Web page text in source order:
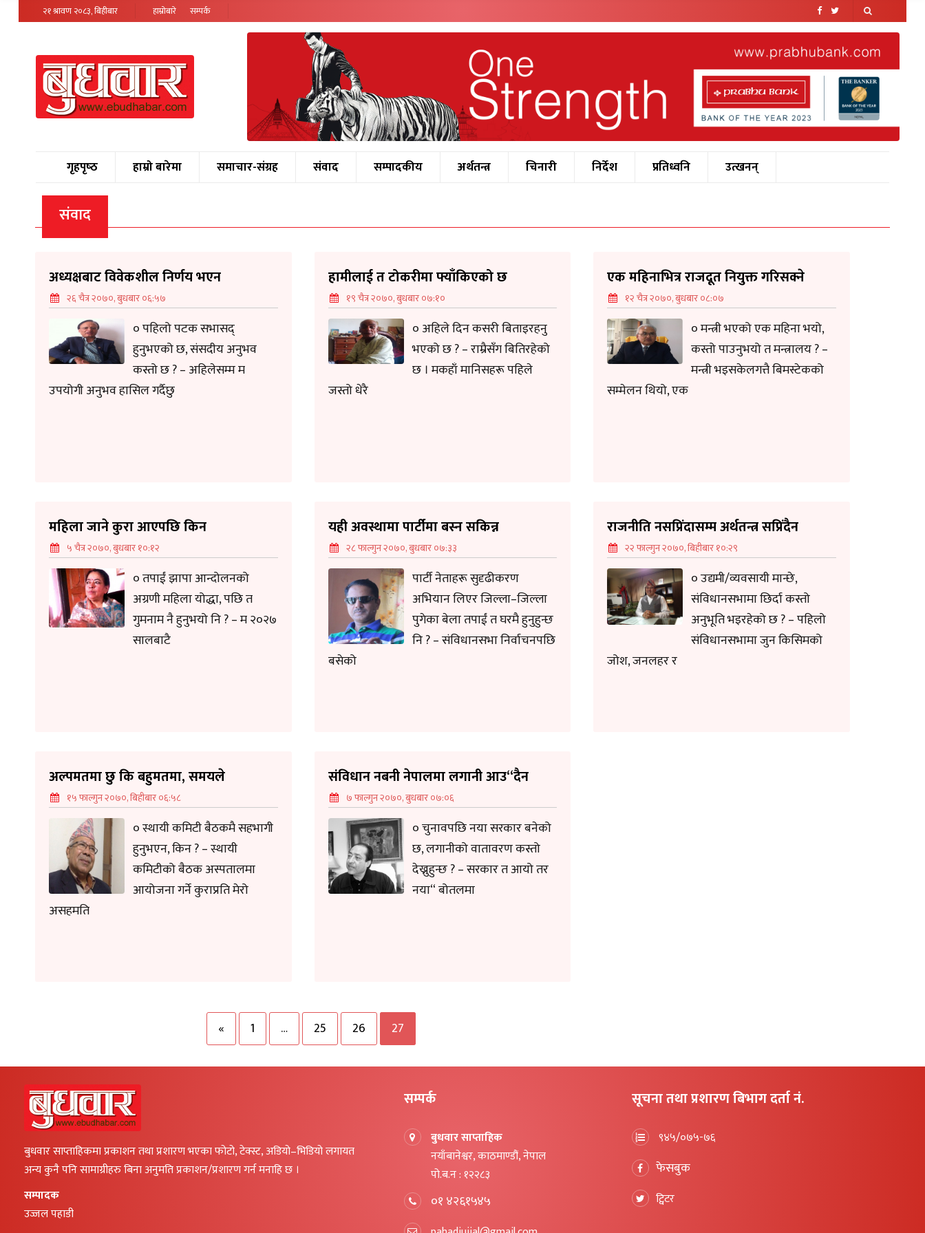
२१ श्रावण २०८३, बिहीबार हाम्रोबारे सम्पर्क
गृहपृष्‍ठ हाम्रो बारेमा समाचार-संग्रह संवाद सम्पादकीय अर्थतन्त्र चिनारी निर्देश प्रतिध्वनि उत्खनन्
संवाद
अध्यक्षबाट विवेकशील निर्णय भएन
२६ चैत्र २०७०, बुधबार ०६:५७
० पहिलो पटक सभासद्
हुनुभएको छ, संसदीय अनुभव
कस्तो छ ? – अहिलेसम्म म
उपयोगी अनुभव हासिल गर्दैछु
हामीलाई त टोकरीमा फ्याँकिएको छ
१९ चैत्र २०७०, बुधबार ०७:१०
० अहिले दिन कसरी बिताइरहनु
भएको छ ? – राम्रैसँग बितिरहेको
छ । मकहाँ मानिसहरू पहिले
जस्तो धेरै
एक महिनाभित्र राजदूत नियुक्त गरिसक्ने
१२ चैत्र २०७०, बुधबार ०८:०७
० मन्त्री भएको एक महिना भयो,
कस्तो पाउनुभयो त मन्त्रालय ? –
मन्त्री भइसकेलगत्तै बिमस्टेकको
सम्मेलन थियो, एक
महिला जाने कुरा आएपछि किन
५ चैत्र २०७०, बुधबार १०:१२
० तपाईं झापा आन्दोलनको
अग्रणी महिला योद्धा, पछि त
गुमनाम नै हुनुभयो नि ? – म २०२७
सालबाटै
यही अवस्थामा पार्टीमा बस्न सकिन्न
२८ फाल्गुन २०७०, बुधबार ०७:३३
पार्टी नेताहरू सुदृढीकरण
अभियान लिएर जिल्ला–जिल्ला
पुगेका बेला तपाईं त घरमै हुनुहुन्छ
नि ? – संविधानसभा निर्वाचनपछि
बसेको
राजनीति नसप्रिंदासम्म अर्थतन्त्र सप्रिंदैन
२२ फाल्गुन २०७०, बिहीबार १०:२९
० उद्यमी/व्यवसायी मान्छे,
संविधानसभामा छिर्दा कस्तो
अनुभूति भइरहेको छ ? – पहिलो
संविधानसभामा जुन किसिमको
जोश, जनलहर र
अल्पमतमा छु कि बहुमतमा, समयले
१५ फाल्गुन २०७०, बिहीबार ०६:५८
० स्थायी कमिटी बैठकमै सहभागी
हुनुभएन, किन ? – स्थायी
कमिटीको बैठक अस्पतालमा
आयोजना गर्ने कुराप्रति मेरो
असहमति
संविधान नबनी नेपालमा लगानी आउ“दैन
७ फाल्गुन २०७०, बुधबार ०७:०६
० चुनावपछि नया सरकार बनेको
छ, लगानीको वातावरण कस्तो
देख्नुहुन्छ ? – सरकार त आयो तर
नया“ बोतलमा
« 1 … 25 26 27
बुधवार साप्ताहिकमा प्रकाशन तथा प्रशारण भएका फोटो, टेक्स्ट, अडियो–भिडियो लगायत
अन्य कुनै पनि सामाग्रीहरु बिना अनुमति प्रकाशन/प्रशारण गर्न मनाहि छ ।
सम्पादक
उज्जल पहाडी
सम्पर्क
बुधवार साप्ताहिक
नयाँबानेश्वर, काठमाण्डौं, नेपाल
पो.ब.न : १२२८३
०१ ४२६१५४५
सूचना तथा प्रशारण बिभाग दर्ता नं.
९४५/०७५-७६
फेसबुक
ट्विटर